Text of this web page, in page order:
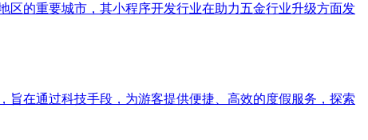
的重要城市，其小程序开发行业在助力五金行业升级方面发
在通过科技手段，为游客提供便捷、高效的度假服务，探索